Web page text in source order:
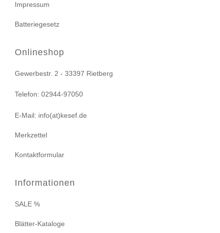
Impressum
Batteriegesetz
Onlineshop
Gewerbestr. 2 - 33397 Rietberg
Telefon: 02944-97050
E-Mail: info(at)kesef.de
Merkzettel
Kontaktformular
Informationen
SALE %
Blätter-Kataloge